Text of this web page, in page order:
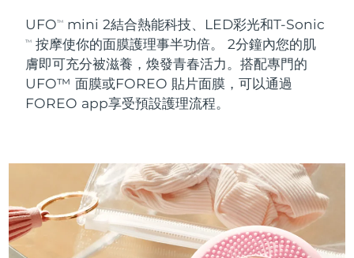
UFOTM mini 2結合熱能科技、LED彩光和T-Sonic
TM
按摩使你的面膜護理事半功倍。 2分鐘內您的肌
膚即可充分被滋養，煥發青春活力。搭配專門的
UFO™ 面膜或FOREO 貼片面膜，可以通過
FOREO app享受預設護理流程。
LUNA™ 4 Plus
Massage, LED heating
LUNA™ 4 mini
For young skin, T-zone
BEAR™ 2 go
Microcurrent toning on-the-go
面部提拉護理
Premium anti-aging skincare
補水保濕
UFO™ 3 套裝
Deep facial hydration
device
UFO™ 3 mini
Red light therapy device for young skin
口腔護理
issa™ 4
Hybrid silicone sonic toothbrush
Smart hybrid silicone sonic toothbrush
issa™ 4 smile
Hybrid silicone sonic toothbrush
FAQ™ 抗老護理
FAQ™ 101
Clinical anti-aging
LED 護理
FAQ™ 201
LED mask
NEW
波士尼亞與赫塞哥維納 預計送達日期8/12/26
汶萊 預計送達日期8/14/26
保加利亞 預計送達日期
智利 預計送達日期8/13/26
中國 預計送達日期8/9/26
哥倫比亞 預計送達日期8/13/26